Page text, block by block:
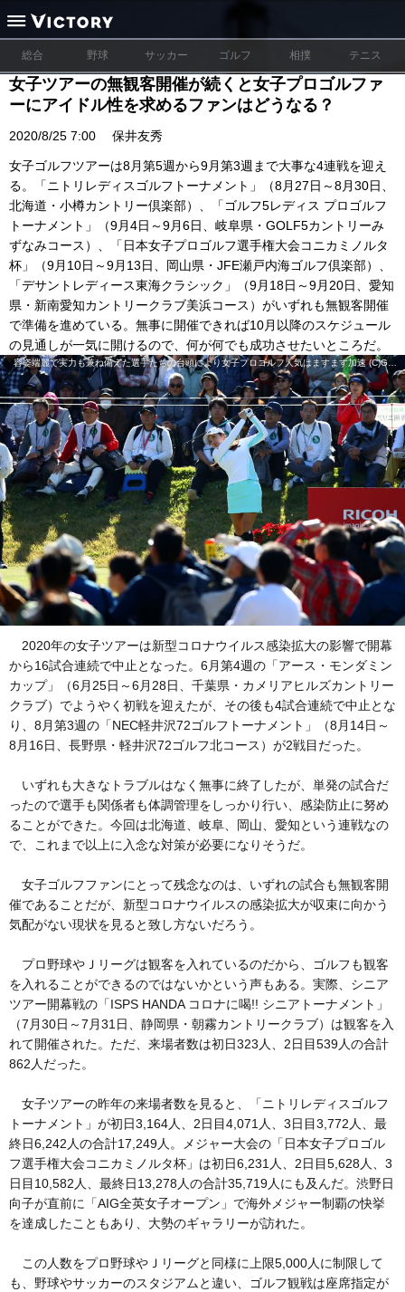
総合 野球 サッカー ゴルフ 相撲 テニス
女子ツアーの無観客開催が続くと女子プロゴルファ
ーにアイドル性を求めるファンはどうなる？
2020/8/25 7:00 保井友秀
女子ゴルフツアーは8月第5週から9月第3週まで大事な4連戦を迎え
る。「ニトリレディスゴルフトーナメント」（8月27日～8月30日、
北海道・小樽カントリー倶楽部）、「ゴルフ5レディス プロゴルフ
トーナメント」（9月4日～9月6日、岐阜県・GOLF5カントリーみ
ずなみコース）、「日本女子プロゴルフ選手権大会コニカミノルタ
杯」（9月10日～9月13日、岡山県・JFE瀬戸内海ゴルフ倶楽部）、
「デサントレディース東海クラシック」（9月18日～9月20日、愛知
県・新南愛知カントリークラブ美浜コース）がいずれも無観客開催
で準備を進めている。無事に開催できれば10月以降のスケジュール
の見通しが一気に開けるので、何が何でも成功させたいところだ。
容姿端麗で実力も兼ね備えた選手たちの台頭により女子プロゴルフ人気はますます加速 (C)Getty Images
2020年の女子ツアーは新型コロナウイルス感染拡大の影響で開幕
から16試合連続で中止となった。6月第4週の「アース・モンダミン
カップ」（6月25日～6月28日、千葉県・カメリアヒルズカントリー
クラブ）でようやく初戦を迎えたが、その後も4試合連続で中止とな
り、8月第3週の「NEC軽井沢72ゴルフトーナメント」（8月14日～
8月16日、長野県・軽井沢72ゴルフ北コース）が2戦目だった。
いずれも大きなトラブルはなく無事に終了したが、単発の試合だ
ったので選手も関係者も体調管理をしっかり行い、感染防止に努め
ることができた。今回は北海道、岐阜、岡山、愛知という連戦なの
で、これまで以上に入念な対策が必要になりそうだ。
女子ゴルフファンにとって残念なのは、いずれの試合も無観客開
催であることだが、新型コロナウイルスの感染拡大が収束に向かう
気配がない現状を見ると致し方ないだろう。
プロ野球やＪリーグは観客を入れているのだから、ゴルフも観客
を入れることができるのではないかという声もある。実際、シニア
ツアー開幕戦の「ISPS HANDA コロナに喝!! シニアトーナメント」
（7月30日～7月31日、静岡県・朝霧カントリークラブ）は観客を入
れて開催された。ただ、来場者数は初日323人、2日目539人の合計
862人だった。
女子ツアーの昨年の来場者数を見ると、「ニトリレディスゴルフ
トーナメント」が初日3,164人、2日目4,071人、3日目3,772人、最
終日6,242人の合計17,249人。メジャー大会の「日本女子プロゴル
フ選手権大会コニカミノルタ杯」は初日6,231人、2日目5,628人、3
日目10,582人、最終日13,278人の合計35,719人にも及んだ。渋野日
向子が直前に「AIG全英女子オープン」で海外メジャー制覇の快挙
を達成したこともあり、大勢のギャラリーが訪れた。
この人数をプロ野球やＪリーグと同様に上限5,000人に制限して
も、野球やサッカーのスタジアムと違い、ゴルフ観戦は座席指定が